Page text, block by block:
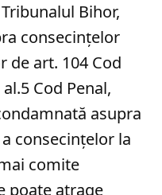
Bihor,
consecinţelor
de art. 104 Cod
Cod Penal,
asupra
consecinţelor la
comite
poate atrage